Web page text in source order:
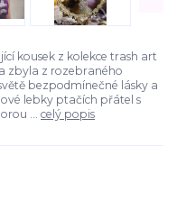
kousek z kolekce trash art
zbyla z rozebraného
bezpodmínečné lásky a
lebky ptačích přátel s
... celý popis